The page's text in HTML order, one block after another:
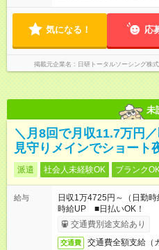
気になる！ 応
掲載元企業名 日研トータルソーシング
未
＼月8回で月収11.7万円
見守りメインでショート
派遣 社会人未経験OK ブランク
給与
日収1万4725円～（日勤
時給UP ■日払いOK！
交通費別途支給あり
交通費 交通費全額支給（